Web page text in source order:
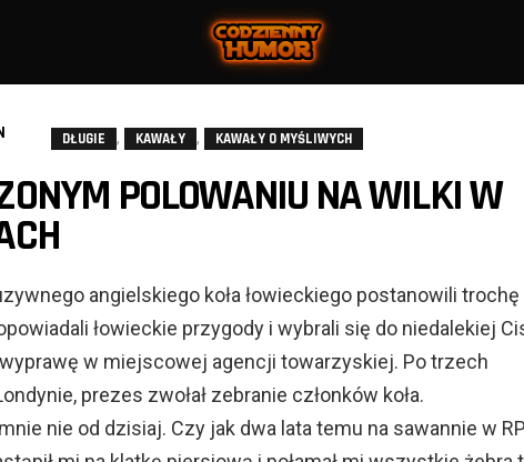
DŁUGIE , KAWAŁY , KAWAŁY O MYŚLIWYCH
POLOWANIU NA WILKI W
angielskiego koła łowieckiego postanowili trochę
łowieckie przygody i wybrali się do niedalekiej
wyprawę w miejscowej agencji towarzyskiej. Po trzech
prezes zwołał zebranie członków koła.
nie od dzisiaj. Czy jak dwa lata temu na sawannie w